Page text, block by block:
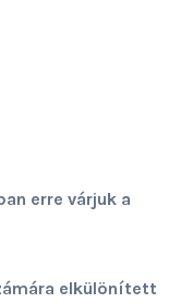
erre várjuk a
elkülönített